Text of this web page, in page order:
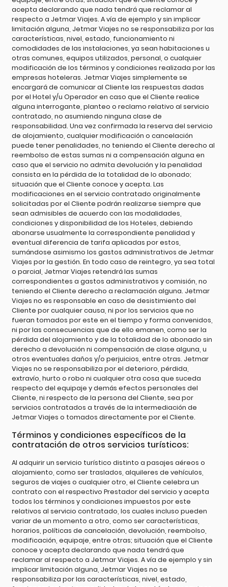
acepta declarando que nada tendrá que reclamar al
respecto a Jetmar Viajes. A vía de ejemplo y sin implicar
limitación alguna, Jetmar Viajes no se responsabiliza por las
características, nivel, estado, funcionamiento ni
comodidades de las instalaciones, ya sean habitaciones u
otras comunes, equipos utilizados, personal, o cualquier
modificación de los términos y condiciones realizada por las
empresas hoteleras. Jetmar Viajes simplemente se
encargará de comunicar al Cliente las respuestas dadas
por el Hotel y/u Operador en caso que el Cliente realice
alguna interrogante, planteo o reclamo relativo al servicio
contratado, no asumiendo ninguna clase de
responsabilidad. Una vez confirmada la reserva del servicio
de alojamiento, cualquier modificación o cancelación
puede tener penalidades, no teniendo el Cliente derecho al
reembolso de estas sumas ni a compensación alguna en
caso que el servicio no admita devolución y la penalidad
consista en la pérdida de la totalidad de lo abonado;
situación que el Cliente conoce y acepta. Las
modificaciones en el servicio contratado originalmente
solicitadas por el Cliente podrán realizarse siempre que
sean admisibles de acuerdo con las modalidades,
condiciones y disponibilidad de los Hoteles, debiendo
abonarse usualmente la correspondiente penalidad y
eventual diferencia de tarifa aplicadas por estos,
sumándose asimismo los gastos administrativos de Jetmar
Viajes por la gestión. En todo caso de reintegro, ya sea total
o parcial, Jetmar Viajes retendrá las sumas
correspondientes a gastos administrativos y comisión, no
teniendo el Cliente derecho a reclamación alguna. Jetmar
Viajes no es responsable en caso de desistimiento del
Cliente por cualquier causa, ni por los servicios que no
fueran tomados por este en el tiempo y forma convenidos,
ni por las consecuencias que de ello emanen, como ser la
pérdida del alojamiento y de la totalidad de lo abonado sin
derecho a devolución ni compensación de clase alguna, u
otros eventuales daños y/o perjuicios, entre otras. Jetmar
Viajes no se responsabiliza por el deterioro, pérdida,
extravío, hurto o robo ni cualquier otra cosa que suceda
respecto del equipaje y demás efectos personales del
Cliente, ni respecto de la persona del Cliente, sea por
servicios contratados a través de la intermediación de
Jetmar Viajes o tomados directamente por el Cliente.
Términos y condiciones específicos de la
contratación de otros servicios turísticos:
Al adquirir un servicio turístico distinto a pasajes aéreos o
alojamiento, como ser traslados, alquileres de vehículos,
seguros de viajes o cualquier otro, el Cliente celebra un
contrato con el respectivo Prestador del servicio y acepta
todos los términos y condiciones impuestos por este
relativos al servicio contratado, los cuales incluso pueden
variar de un momento a otro, como ser características,
horarios, políticas de cancelación, devolución, reembolso,
modificación, equipaje, entre otras; situación que el Cliente
conoce y acepta declarando que nada tendrá que
reclamar al respecto a Jetmar Viajes. A vía de ejemplo y sin
implicar limitación alguna, Jetmar Viajes no se
responsabiliza por las características, nivel, estado,